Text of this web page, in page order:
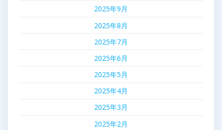
2025年9月
2025年8月
2025年7月
2025年6月
2025年5月
2025年4月
2025年3月
2025年2月